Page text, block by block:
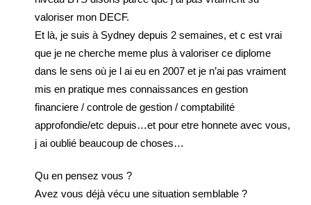
valoriser mon DECF.
Et là, je suis à Sydney depuis 2 semaines, et c est vrai
que je ne cherche meme plus à valoriser ce diplome
dans le sens où je l ai eu en 2007 et je n’ai pas vraiment
mis en pratique mes connaissances en gestion
financiere / controle de gestion / comptabilité
approfondie/etc depuis…et pour etre honnete avec vous,
j ai oublié beaucoup de choses…
Qu en pensez vous ?
Avez vous déjà vécu une situation semblable ?